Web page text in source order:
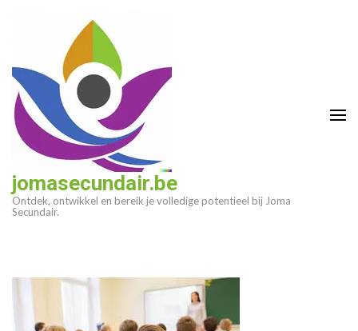
(druk
enter)
jomasecundair.be
Ontdek, ontwikkel en bereik je volledige potentieel bij Joma
Secundair.